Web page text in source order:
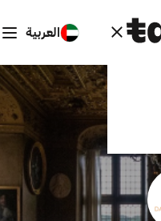
العربية